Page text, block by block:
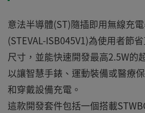
意法半導體(ST)隨插即用無線充
(STEVAL-ISB045V1)為使用者節
尺寸，並能快速開發最高2.5W的
以讓智慧手錶、運動裝備或醫療
和穿戴設備充電。
這款開發套件包括一個搭載